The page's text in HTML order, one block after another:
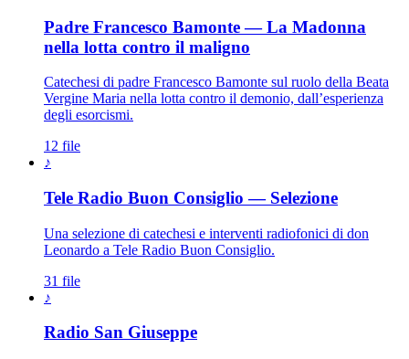
Padre Francesco Bamonte — La Madonna
nella lotta contro il maligno
Catechesi di padre Francesco Bamonte sul ruolo della Beata
Vergine Maria nella lotta contro il demonio, dall’esperienza
degli esorcismi.
12 file
♪
Tele Radio Buon Consiglio — Selezione
Una selezione di catechesi e interventi radiofonici di don
Leonardo a Tele Radio Buon Consiglio.
31 file
♪
Radio San GiuseppePatriarca San Giuseppe ·